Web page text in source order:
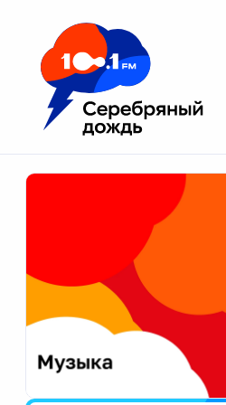
Москва 100.1 FM
Апатиты
Екатеринбург
Калининград
Калуга